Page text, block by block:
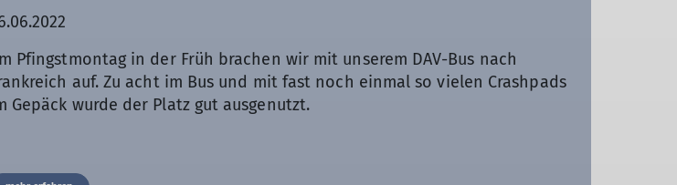
viel lernen. Neben vielen neuen Wissen und neuen Erfahrungen hatten
Pfingstmontag in der Früh brachen wir mit unserem DAV-Bus nach
auf. Zu acht im Bus und mit fast noch einmal so vielen Crashpads
Gepäck wurde der Platz gut ausgenutzt.